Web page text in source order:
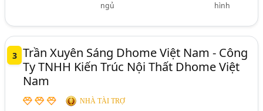
ngủ
hình
3 Trần Xuyên Sáng Dhome Việt Nam - Công
Ty TNHH Kiến Trúc Nội Thất Dhome Việt
Nam
NHÀ TÀI TRỢ